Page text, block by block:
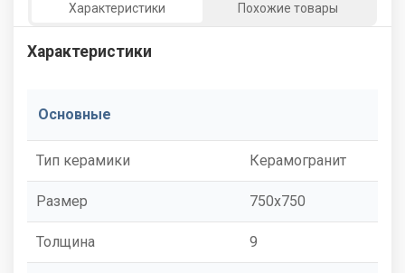
Характеристики Похожие товары
Характеристики
Основные
Тип керамики Керамогранит
Размер 750x750
Толщина 9